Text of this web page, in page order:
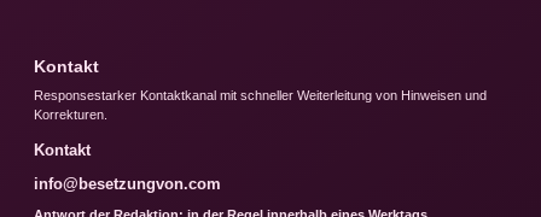
Kontakt
Responsestarker Kontaktkanal mit schneller Weiterleitung von Hinweisen und
Korrekturen.
Kontakt
info@besetzungvon.com